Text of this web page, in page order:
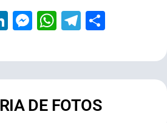
LinkedIn
Messenger
WhatsApp
Telegram
DE FOTOS